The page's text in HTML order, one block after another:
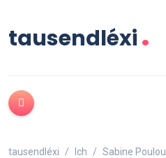
tausendléxi.
tausendléxi Ich Sabine Poulou